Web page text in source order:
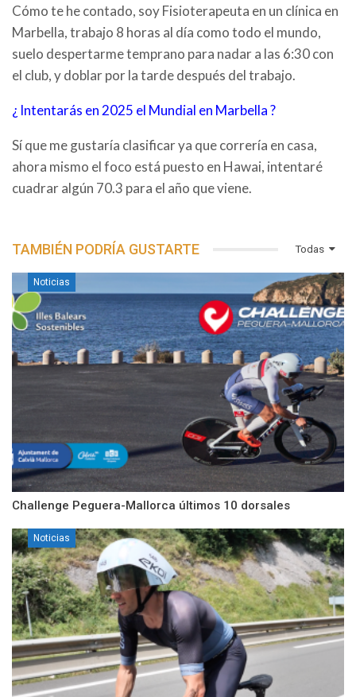
Cómo te he contado, soy Fisioterapeuta en un clínica en
Marbella, trabajo 8 horas al día como todo el mundo,
suelo despertarme temprano para nadar a las 6:30 con
el club, y doblar por la tarde después del trabajo.
¿ Intentarás en 2025 el Mundial en Marbella ?
Sí que me gustaría clasificar ya que correría en casa,
ahora mismo el foco está puesto en Hawai, intentaré
cuadrar algún 70.3 para el año que viene.
Todas
TAMBIÉN PODRÍA GUSTARTE
Noticias
Challenge Peguera-Mallorca últimos 10 dorsales
Noticias